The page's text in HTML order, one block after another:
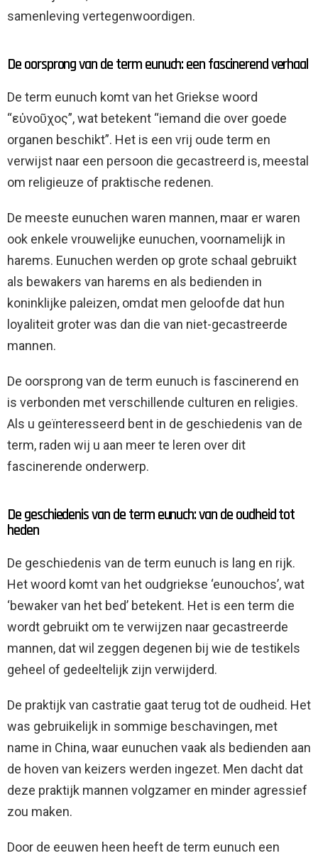
samenleving vertegenwoordigen.
De oorsprong van de term eunuch: een fascinerend verhaal
De term eunuch komt van het Griekse woord
“εὐνοῦχος”, wat betekent “iemand die over goede
organen beschikt”. Het is een vrij oude term en
verwijst naar een persoon die gecastreerd is, meestal
om religieuze of praktische redenen.
De meeste eunuchen waren mannen, maar er waren
ook enkele vrouwelijke eunuchen, voornamelijk in
harems. Eunuchen werden op grote schaal gebruikt
als bewakers van harems en als bedienden in
koninklijke paleizen, omdat men geloofde dat hun
loyaliteit groter was dan die van niet-gecastreerde
mannen.
De oorsprong van de term eunuch is fascinerend en
is verbonden met verschillende culturen en religies.
Als u geïnteresseerd bent in de geschiedenis van de
term, raden wij u aan meer te leren over dit
fascinerende onderwerp.
De geschiedenis van de term eunuch: van de oudheid tot
heden
De geschiedenis van de term eunuch is lang en rijk.
Het woord komt van het oudgriekse ‘eunouchos’, wat
‘bewaker van het bed’ betekent. Het is een term die
wordt gebruikt om te verwijzen naar gecastreerde
mannen, dat wil zeggen degenen bij wie de testikels
geheel of gedeeltelijk zijn verwijderd.
De praktijk van castratie gaat terug tot de oudheid. Het
was gebruikelijk in sommige beschavingen, met
name in China, waar eunuchen vaak als bedienden aan
de hoven van keizers werden ingezet. Men dacht dat
deze praktijk mannen volgzamer en minder agressief
zou maken.
Door de eeuwen heen heeft de term eunuch een